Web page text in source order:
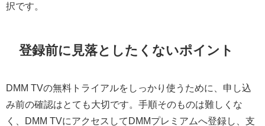
択です。
登録前に見落としたくないポイント
DMM TVの無料トライアルをしっかり使うために、申し込
み前の確認はとても大切です。手順そのものは難しくな
く、DMM TVにアクセスしてDMMプレミアムへ登録し、支